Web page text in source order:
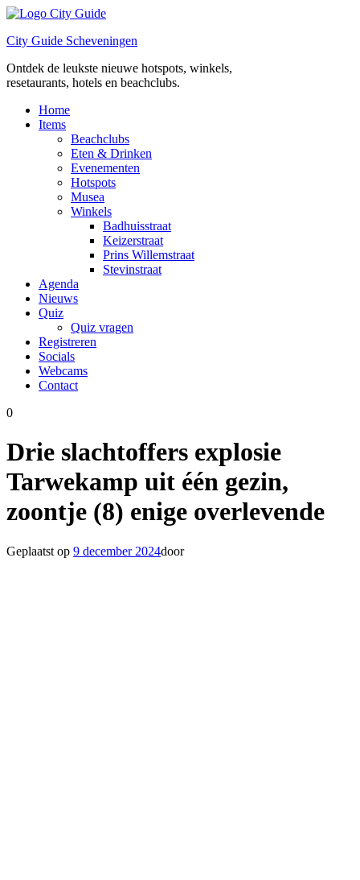
Ga
de
City Guide Scheveningen
Ontdek de leukste nieuwe hotspots, winkels,
resetaurants, hotels en beachclubs.
Home
Items
Beachclubs
Eten & Drinken
Evenementen
Hotspots
Musea
Winkels
Badhuisstraat
Keizerstraat
Prins Willemstraat
Stevinstraat
Agenda
Nieuws
Quiz
Quiz vragen
Registreren
Socials
Webcams
Contact
0
Drie slachtoffers explosie
Tarwekamp uit één gezin,
zoontje (8) enige overlevende
Geplaatst op 9 december 2024door